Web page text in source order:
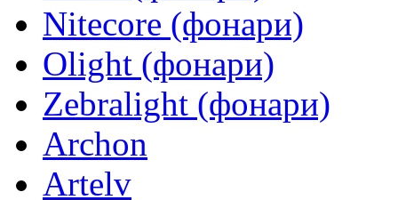
Nitecore (фонари)
Olight (фонари)
Zebralight (фонари)
Archon
Artelv